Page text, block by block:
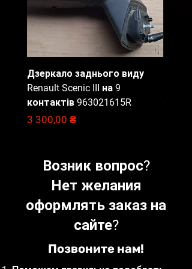
Дзеркало заднього виду
Renault Scenic III на 9
контактів 963021615R
Цена
3 300,00 ₴
Цена
2
Возник вопрос?
Нет желания
оформлять заказ на
сайте?
Позвоните нам!